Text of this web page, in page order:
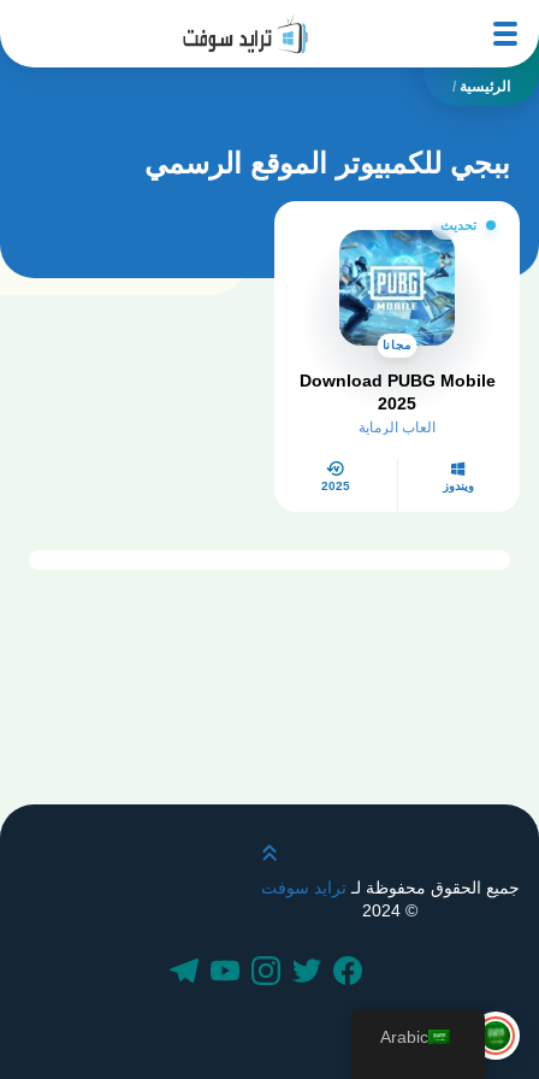
الرئيسية /
ببجي للكمبيوتر الموقع الرسمي
تحديث
مجانا
Download PUBG Mobile
2025
العاب الرماية
ويندوز 2025
قم بالتمرير لأعلى
جميع الحقوق محفوظة لـترايد سوفت
© 2024
Arabic